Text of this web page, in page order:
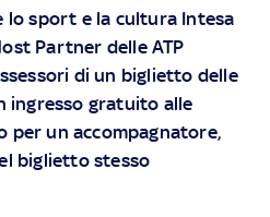
lo sport e la cultura Intesa
Partner delle ATP
di un biglietto delle
gratuito alle
per un accompagnatore,
biglietto stesso